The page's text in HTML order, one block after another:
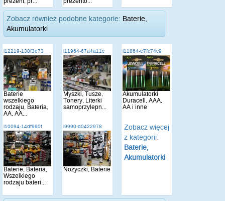
Zobacz również podobne kategorie: Baterie,
Akumulatorki
i12219-138f3e73
Baterie
wszelkiego
rodzaju, Bateria,
AA, AA...
i11964-67a4a11c
Myszki, Tusze,
Tonery, Literki
samoprzylepn...
i11864-e7fc74c9
Akumulatorki
Duracell, AAA,
AA i inne
i10094-14df990f
Baterie, Bateria,
Wszelkiego
rodzaju bateri...
i9990-d0422978
Nożyczki, Baterie
Zobacz więcej
z kategorii:
Baterie,
Akumulatorki